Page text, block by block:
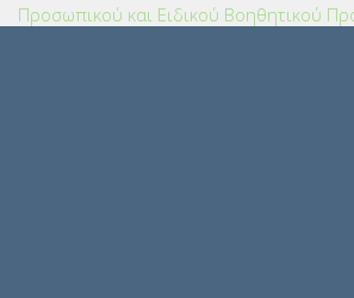
Προσωπικού και Ειδικού Βοηθητικού